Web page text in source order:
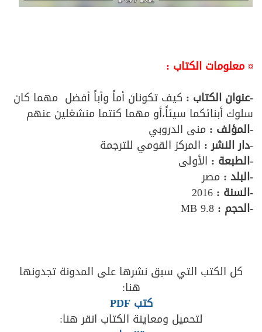
¤ معلومات الكتاب :
-عنوان الكتاب : كيف تكونان أماً وأباً أفضل مهما كان
سلوك أبنائكما سيئاً،أو مهما كنتما منشغلين عنهم
-المؤلف : منى الدروبي
-دار النشر : المركز القومي للترجمة
-الطبعة : الأولى
-البلد : مصر
-السنة :
-الحجم :
كل الكتب التي سبق نشرها على المدونة تجدونها
هنا:
كتب PDF
لتحميل ومعاينة الكتاب انقر هنا: